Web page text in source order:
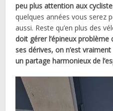
peu plus attention aux
quelques années vous serez
aussi. Reste qu’en plus des
doit gérer l’épineux
ses dérives, on n’est
un partage harmonieux de